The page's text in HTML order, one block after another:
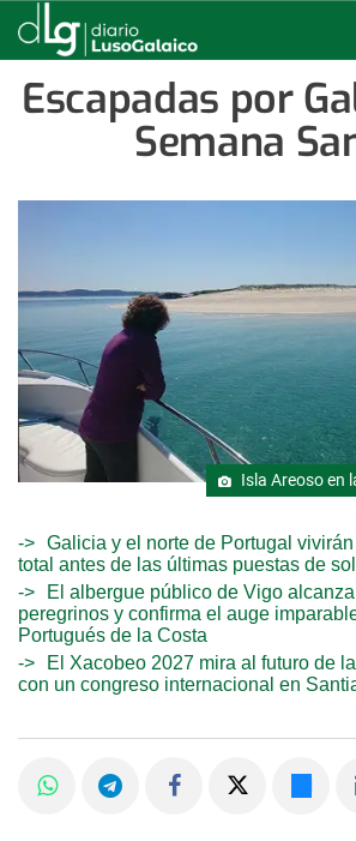
Escapadas por
Semana
Isla Areoso en
Galicia y el norte de Portugal
total antes de las últimas puestas de sol
El albergue público de Vigo
peregrinos y confirma el auge
Portugués de la Costa
El Xacobeo 2027 mira al futuro de
con un congreso internacional en